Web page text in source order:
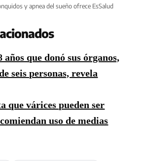
y apnea del sueño ofrece EsSalud
años que donó sus órganos,
seis personas, revela
que várices pueden ser
uso de medias